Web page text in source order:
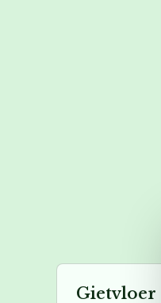
Gietvloer